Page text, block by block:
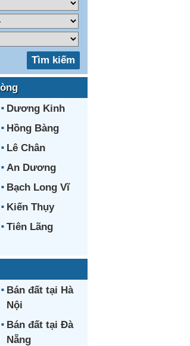
Dương Kinh
Hồng Bàng
Lê Chân
An Dương
Bạch Long Vĩ
Kiến Thụy
Tiên Lãng
Bán đất tại Hà
Nội
Bán đất tại Đà
Nẵng